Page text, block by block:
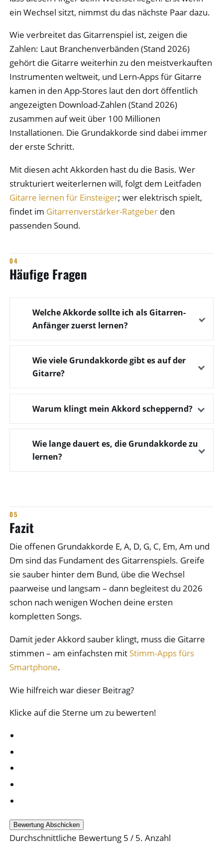
ein Wechsel sitzt, nimmst du das nächste Paar dazu.
Wie verbreitet das Gitarrenspiel ist, zeigen die
Zahlen: Laut Branchenverbänden (Stand 2026)
gehört die Gitarre weiterhin zu den meistverkauften
Instrumenten weltweit, und Lern-Apps für Gitarre
kamen in den App-Stores laut den dort öffentlich
angezeigten Download-Zahlen (Stand 2026)
zusammen auf weit über 100 Millionen
Installationen. Die Grundakkorde sind dabei immer
der erste Schritt.
Mit diesen acht Akkorden hast du die Basis. Wer
strukturiert weiterlernen will, folgt dem Leitfaden
Gitarre lernen für Einsteiger; wer elektrisch spielt,
findet im Gitarrenverstärker-Ratgeber den
passenden Sound.
Häufige Fragen
Welche Akkorde sollte ich als Gitarren-
Anfänger zuerst lernen?
Wie viele Grundakkorde gibt es auf der
Gitarre?
Warum klingt mein Akkord scheppernd?
Wie lange dauert es, die Grundakkorde zu
lernen?
Fazit
Die offenen Grundakkorde E, A, D, G, C, Em, Am und
Dm sind das Fundament des Gitarrenspiels. Greife
sie sauber hinter dem Bund, übe die Wechsel
paarweise und langsam – dann begleitest du 2026
schon nach wenigen Wochen deine ersten
kompletten Songs.
Damit jeder Akkord sauber klingt, muss die Gitarre
stimmen – am einfachsten mit Stimm-Apps fürs
Smartphone.
Wie hilfreich war dieser Beitrag?
Klicke auf die Sterne um zu bewerten!
Bewertung Abschicken
Durchschnittliche Bewertung 5 / 5. Anzahl